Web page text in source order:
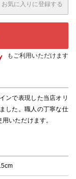
お気に入りに登録する
もご利用いただけます
ンで表現した当店オリ
した。職人の丁寧な仕
いただけます。